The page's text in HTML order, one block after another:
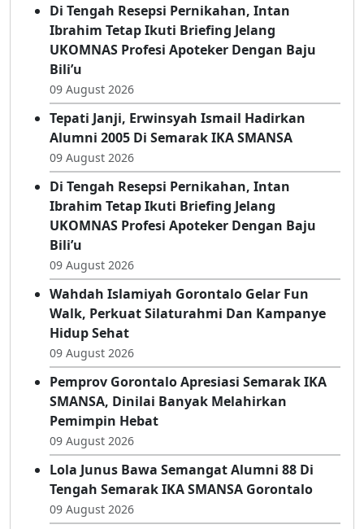
Di Tengah Resepsi Pernikahan, Intan
Ibrahim Tetap Ikuti Briefing Jelang
UKOMNAS Profesi Apoteker Dengan Baju
Bili’u
09 August 2026
Tepati Janji, Erwinsyah Ismail Hadirkan
Alumni 2005 Di Semarak IKA SMANSA
09 August 2026
Di Tengah Resepsi Pernikahan, Intan
Ibrahim Tetap Ikuti Briefing Jelang
UKOMNAS Profesi Apoteker Dengan Baju
Bili’u
09 August 2026
Wahdah Islamiyah Gorontalo Gelar Fun
Walk, Perkuat Silaturahmi Dan Kampanye
Hidup Sehat
09 August 2026
Pemprov Gorontalo Apresiasi Semarak IKA
SMANSA, Dinilai Banyak Melahirkan
Pemimpin Hebat
09 August 2026
Lola Junus Bawa Semangat Alumni 88 Di
Tengah Semarak IKA SMANSA Gorontalo
09 August 2026